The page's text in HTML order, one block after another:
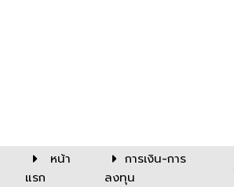
หน้า
แรก
การเงิน-การ
ลงทุน